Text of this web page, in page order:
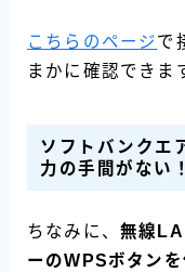
こちらのページで
まかに確認できま
ソフトバンクエ
力の手間がない！
ちなみに、 無線
ーのWPSボタン